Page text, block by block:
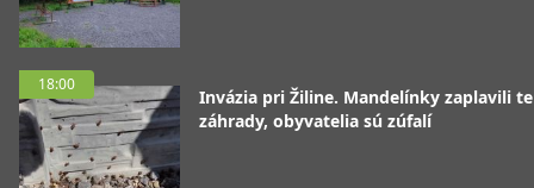
18:00
Invázia pri Žiline. Mandelínky zaplavili
záhrady, obyvatelia sú zúfalí